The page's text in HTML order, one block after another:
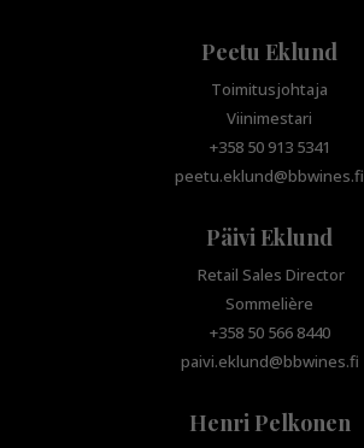
Peetu Eklund
Toimitusjohtaja
Viinimestari
+358 50 913 5341
peetu.eklund@bbwines.fi
Päivi Eklund
Retail Sales Director
Sommelière
+358 50 566 8440
paivi.eklund@bbwines.fi
Henri Pelkonen